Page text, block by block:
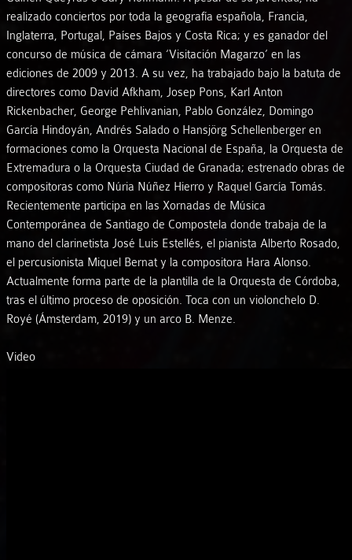
realizado conciertos por toda la geografía española, Francia,
Inglaterra, Portugal, Países Bajos y Costa Rica; y es ganador del
concurso de música de cámara ‘Visitación Magarzo’ en las
ediciones de 2009 y 2013. A su vez, ha trabajado bajo la batuta de
directores como David Afkham, Josep Pons, Karl Anton
Rickenbacher, George Pehlivanian, Pablo González, Domingo
García Hindoyán, Andrés Salado o Hansjörg Schellenberger en
formaciones como la Orquesta Nacional de España, la Orquesta de
Extremadura o la Orquesta Ciudad de Granada; estrenado obras de
compositoras como Núria Núñez Hierro y Raquel García Tomás.
Recientemente participa en las Xornadas de Música
Contemporánea de Santiago de Compostela donde trabaja de la
mano del clarinetista José Luis Estellés, el pianista Alberto Rosado,
el percusionista Miquel Bernat y la compositora Hara Alonso.
Actualmente forma parte de la plantilla de la Orquesta de Córdoba,
tras el último proceso de oposición. Toca con un violonchelo D.
Royé (Ámsterdam, 2019) y un arco B. Menze.
Video